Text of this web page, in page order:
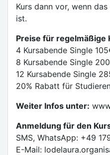
Kurs dann vor, wenn
ist.
Preise für regelmäßige
4 Kursabende Single
8 Kursabende Single
12 Kursabende Single
20% Rabatt für
Weiter Infos unter:
Anmeldung für den
SMS, WhatsApp: +49
E-Mail: